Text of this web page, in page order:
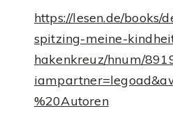
https://lesen.de/books/
spitzing-meine-
hakenkreuz/hnum/
%20Autoren